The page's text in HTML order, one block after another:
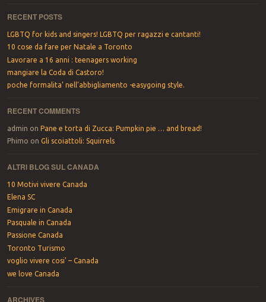
RECENT POSTS
LGBTQ for kids and singers! LGBTQ per ragazzi e cantanti!
10 cose da fare per Natale a Toronto
Lavorare a 16 anni : teenagers working
mangiare la Coda di Castoro!
poche formalita’ nell’abbigliamento -easygoing style.
RECENT COMMENTS
admin on Pane e torta di Zucca: Pumpkin pie … and bread!
Phimo on Gli scoiattoli: Squirrels
ALTRI BLOG SUL CANADA
10 Motivi vivere Canada
Elena SC
Emigrare in Canada
Pasquale in Canada
Passione Canada
Toronto Turismo
voglio vivere cosi' – Canada
we love Canada
ARCHIVES